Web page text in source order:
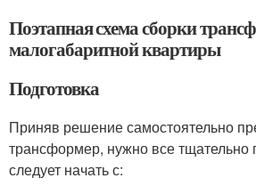
Поэтапная схема сборки
малогабаритной квартиры
Подготовка
Приняв решение самостоятельно
трансформер, нужно все тщательно
следует начать с: